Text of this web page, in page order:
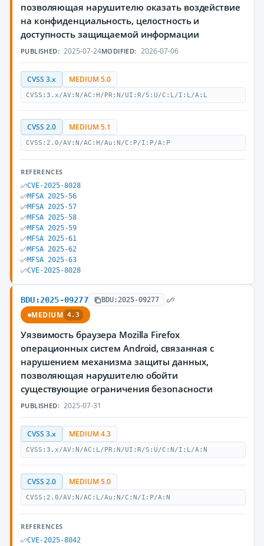
позволяющая нарушителю оказать воздействие
на конфиденциальность, целостность и
доступность защищаемой информации
PUBLISHED: 2025-07-24MODIFIED: 2026-07-06
CVSS 3.x MEDIUM 5.0
CVSS:3.x/AV:N/AC:H/PR:N/UI:R/S:U/C:L/I:L/A:L
CVSS 2.0 MEDIUM 5.1
CVSS:2.0/AV:N/AC:H/Au:N/C:P/I:P/A:P
REFERENCES
CVE-2025-8028
MFSA 2025-56
MFSA 2025-57
MFSA 2025-58
MFSA 2025-59
MFSA 2025-61
MFSA 2025-62
MFSA 2025-63
CVE-2025-8028
BDU:2025-09277 BDU:2025-09277
MEDIUM 4.3
Уязвимость браузера Mozilla Firefox
операционных систем Android, связанная с
нарушением механизма защиты данных,
позволяющая нарушителю обойти
существующие ограничения безопасности
PUBLISHED: 2025-07-31
CVSS 3.x MEDIUM 4.3
CVSS:3.x/AV:N/AC:L/PR:N/UI:R/S:U/C:N/I:L/A:N
CVSS 2.0 MEDIUM 5.0
CVSS:2.0/AV:N/AC:L/Au:N/C:N/I:P/A:N
REFERENCES
CVE-2025-8042